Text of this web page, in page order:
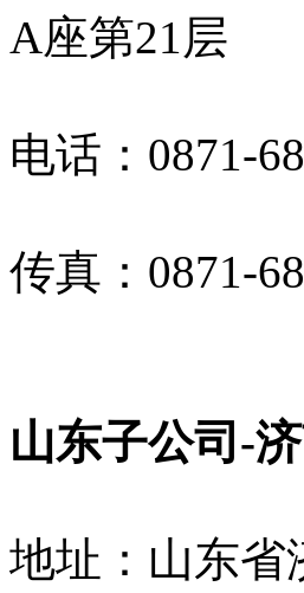
A座第21层
电话： 0871-
传真： 0871-
山东子公司 -
地址：山东省